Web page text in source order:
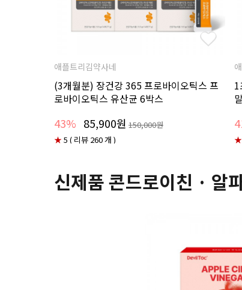
애플트리김약사네
(3개월분) 장건강 365 프로바이오틱스 프
로바이오틱스 유산균 6박스
43% 85,900원 150,000원
★5 ( 리뷰 260 개 )
★
신제품 콘드로이친 · 알